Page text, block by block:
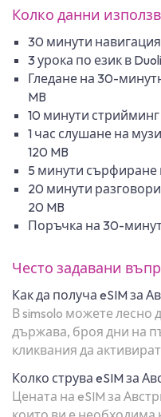
Колко данни
30 минути навигация
3 урока по език в
Гледане на 30-
MB
10 минути стрийминг
1 час слушане на
120 MB
5 минути сърфиране
20 минути
20 MB
Поръчка на 30-
Често задавани
Как да получа eSIM за
В simsolo можете лесно
държава, броя дни на
кликвания да
Колко струва eSIM за
Цената на eSIM за